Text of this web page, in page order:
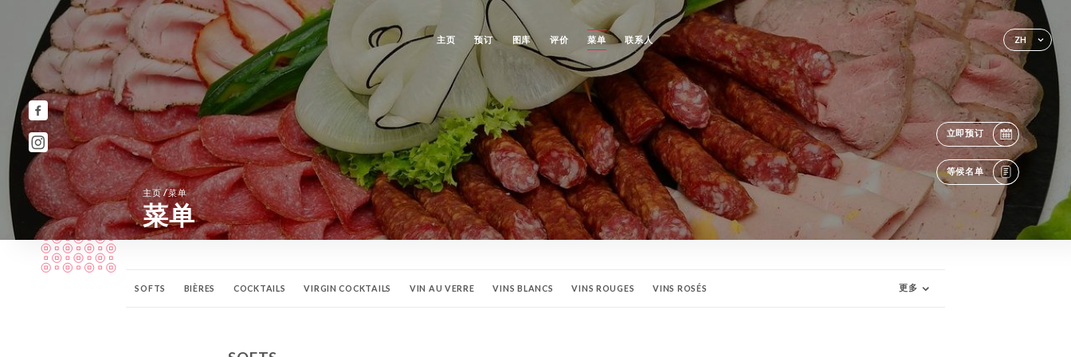
ZH
主页 预订 图库 评价 菜单 联系人
立即预订
等候名单
主页/菜单
菜单
SOFTS BIÈRES COCKTAILS VIRGIN COCKTAILS VIN AU VERRE VINS BLANCS VINS ROUGES VINS ROSÉS 更多